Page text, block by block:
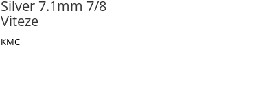
Silver 7.1mm 7/8
Viteze
KMC